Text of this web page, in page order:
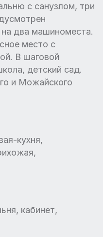
с санузлом, три
два машиноместа.
место с
В шаговой
детский сад.
и Можайского
кухня,
кабинет,